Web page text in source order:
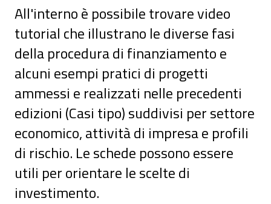
All'interno è possibile trovare video
tutorial che illustrano le diverse fasi
della procedura di finanziamento e
alcuni esempi pratici di progetti
ammessi e realizzati nelle precedenti
edizioni (Casi tipo) suddivisi per settore
economico, attività di impresa e profili
di rischio. Le schede possono essere
utili per orientare le scelte di
investimento.